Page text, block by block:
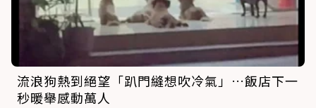
流浪狗熱到絕望「趴門縫想吹冷氣」…飯店下一
秒暖舉感動萬人